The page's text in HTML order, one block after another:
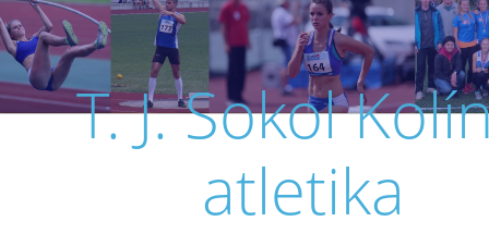
T. J. Sokol
atletika